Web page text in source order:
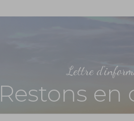
Lettre
en